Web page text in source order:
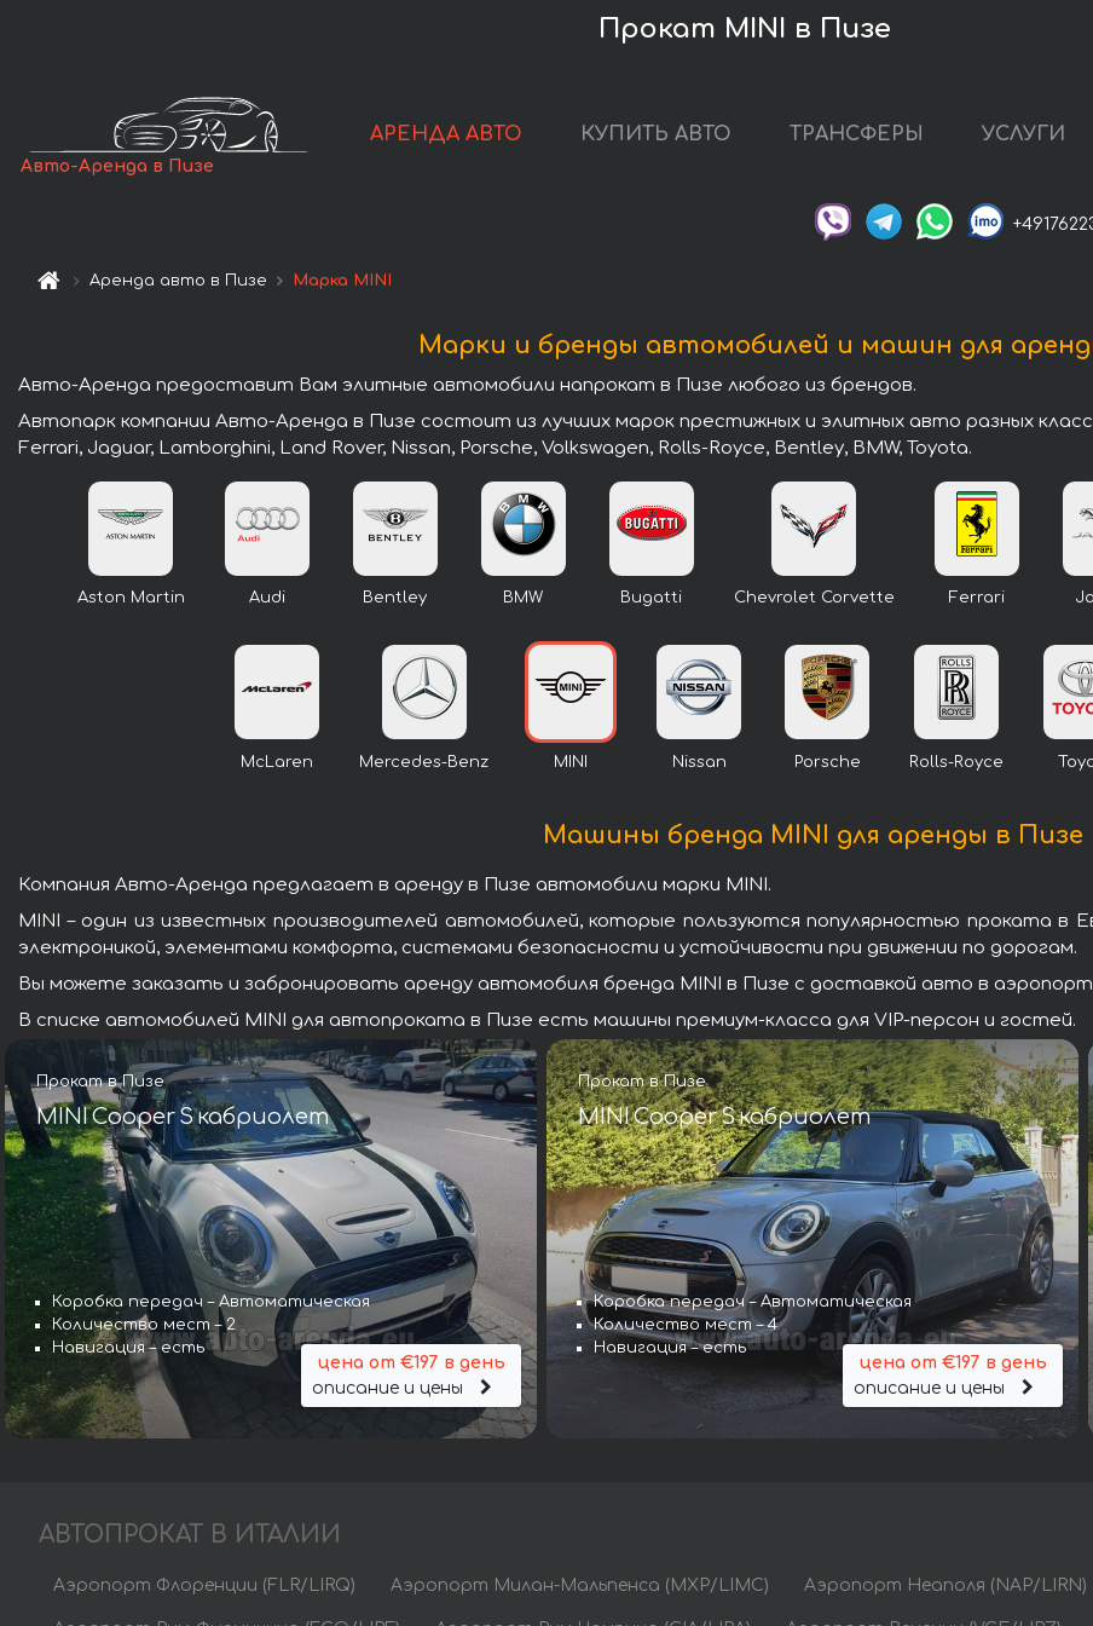
Прокат MINI в Пизе
Авто-Аренда в Пизе
АРЕНДА АВТО КУПИТЬ АВТО ТРАНСФЕРЫ УСЛУГИ
Аренда авто в Пизе Марка MINI
Марки и бренды автомобилей и машин для
Авто-Аренда предоставит Вам элитные автомобили напрокат в Пизе любого из брендов.
Автопарк компании Авто-Аренда в Пизе состоит из лучших марок престижных и элитных авто разных
Ferrari, Jaguar, Lamborghini, Land Rover, Nissan, Porsche, Volkswagen, Rolls-Royce, Bentley, BMW, Toyota.
Aston Martin Audi Bentley BMW Bugatti Chevrolet Corvette Ferrari
McLaren Mercedes-Benz MINI Nissan Porsche Rolls-Royce
Машины бренда MINI для аренды в Пизе
Компания Авто-Аренда предлагает в аренду в Пизе автомобили марки MINI.
MINI – один из известных производителей автомобилей, которые пользуются популярностью проката в
электроникой, элементами комфорта, системами безопасности и устойчивости при движении по дорогам.
Вы можете заказать и забронировать аренду автомобиля бренда MINI в Пизе с доставкой авто в аэропорт
В списке автомобилей MINI для автопроката в Пизе есть машины премиум-класса для VIP-персон и гостей.
Прокат в Пизе
MINI Cooper S кабриолет
Коробка передач – Автоматическая
Количество мест – 2
Навигация – есть
цена от €197 в день
описание и цены
Прокат в Пизе
MINI Cooper S кабриолет
Коробка передач – Автоматическая
Количество мест – 4
Навигация – есть
цена от €197 в день
описание и цены
АВТОПРОКАТ В ИТАЛИИ
Аэропорт Флоренции (FLR/LIRQ) Аэропорт Милан-Мальпенса (MXP/LIMC) Аэропорт Неаполя (NAP/LIRN)